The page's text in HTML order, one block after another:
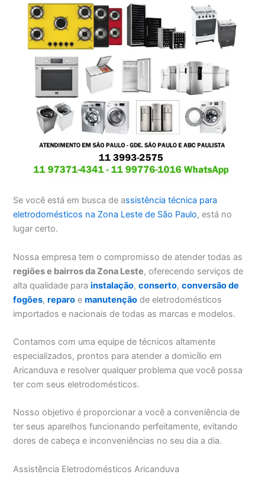
Se você está em busca de assistência técnica para
eletrodomésticos na Zona Leste de São Paulo, está no
lugar certo.
Nossa empresa tem o compromisso de atender todas as
regiões e bairros da Zona Leste, oferecendo serviços de
alta qualidade parainstalação,conserto,conversão de
fogões,reparo emanutenção de eletrodomésticos
importados e nacionais de todas as marcas e modelos.
Contamos com uma equipe de técnicos altamente
especializados, prontos para atender a domicílio em
Aricanduva e resolver qualquer problema que você possa
ter com seus eletrodomésticos.
Nosso objetivo é proporcionar a você a conveniência de
ter seus aparelhos funcionando perfeitamente, evitando
dores de cabeça e inconveniências no seu dia a dia.
Assistência Eletrodomésticos Aricanduva